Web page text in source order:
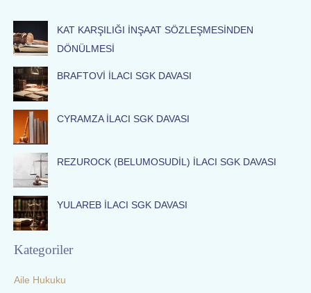
c
h
f
o
r
:
KAT KARŞILIĞI İNŞAAT SÖZLEŞMESİNDEN
DÖNÜLMESİ
BRAFTOVİ İLACI SGK DAVASI
CYRAMZA İLACI SGK DAVASI
REZUROCK (BELUMOSUDİL) İLACI SGK DAVASI
YULAREB İLACI SGK DAVASI
Kategoriler
Aile Hukuku